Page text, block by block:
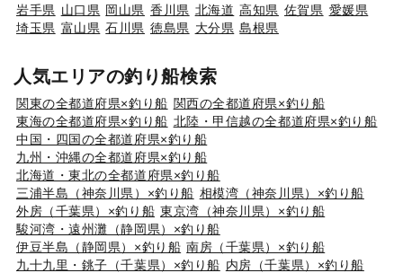
岩手県 山口県 岡山県 香川県 北海道 高知県 佐賀県 愛媛県
埼玉県 富山県 石川県 徳島県 大分県 島根県
人気エリアの釣り船検索
関東の全都道府県×釣り船 関西の全都道府県×釣り船
東海の全都道府県×釣り船 北陸・甲信越の全都道府県×釣り船
中国・四国の全都道府県×釣り船
九州・沖縄の全都道府県×釣り船
北海道・東北の全都道府県×釣り船
三浦半島（神奈川県）×釣り船 相模湾（神奈川県）×釣り船
外房（千葉県）×釣り船 東京湾（神奈川県）×釣り船
駿河湾・遠州灘（静岡県）×釣り船
伊豆半島（静岡県）×釣り船 南房（千葉県）×釣り船
九十九里・銚子（千葉県）×釣り船 内房（千葉県）×釣り船